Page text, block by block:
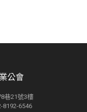
公會
巷21號3樓
8192-6546